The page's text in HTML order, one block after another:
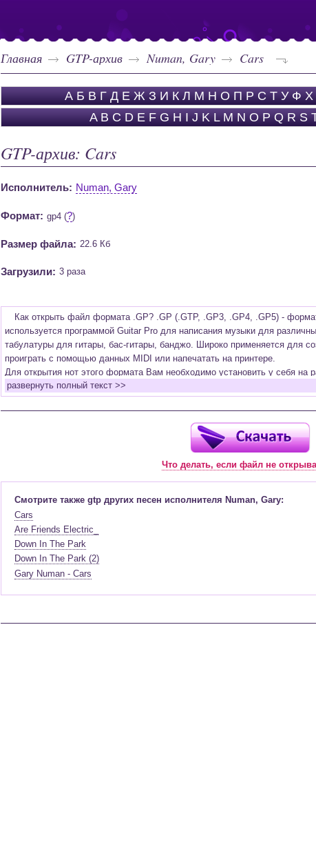
Главная GTP-архив Numan, Gary Cars
А Б В Г Д Е Ж З И К Л М Н О П Р С Т У Ф Х
A B C D E F G H I J K L M N O P Q R S
GTP-архив: Cars
Исполнитель: Numan, Gary
Формат: gp4 (?)
Размер файла: 22.6 Кб
Загрузили: 3 раза
Как открыть файл формата .GP? .GP (.GTP, .GP3, .GP4, .GP5) -
используется программой Guitar Pro для написания музыки для
табулатуры для гитары, бас-гитары, банджо. Широко применяется для
проиграть с помощью данных MIDI или напечатать на принтере.
Для открытия нот этого формата Вам необходимо установить у себя на
(желательно, последней версии). Скачать её можно с официального
бесплатную версию на руском языке (Найти).
Запись музыкальных произведений для гитары, бас-гитары, банджо и
в виде табулатур или нотной графики (при создании табулатуры
Создание произведений для духовых, струнных, клавишных и других
Создание партий для барабанов и перкуссии;
Интеграция текста песен в ноты и привязка его к нотам дорожек с
Встроенный определитель и визуализатор аккордов для гитары;
Экспортирование музыкальных партитур в MIDI, ASCII, MusicXML, WAV,
к печати;
Импортирование из MIDI, ASCII,MusicXML, Power Tab (.ptb), TablEdit (.tef)
Виртуальный гитарный гриф, клавиатура фортепиано и панель ударных
ноты, проигрываемые в текущий момент. Удобное создание и
Встроенный удобный метроном, гитарный тюнер для настройки гитары,
развернуть полный текст >>
Что делать, если файл не
Смотрите также gtp других песен исполнителя Numan, Gary:
Cars
Are Friends Electric_
Down In The Park
Down In The Park (2)
Gary Numan - Cars